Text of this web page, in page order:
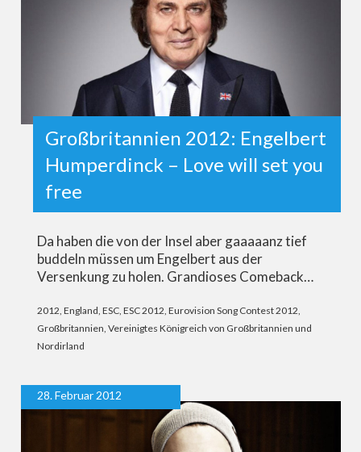
Großbritannien 2012: Engelbert
Humperdinck – Love will set you
free
Da haben die von der Insel aber gaaaaanz tief
buddeln müssen um Engelbert aus der
Versenkung zu holen. Grandioses Comeback…
2012 England ESC, ESC 2012 Eurovision Song Contest 2012
Großbritannien Vereinigtes Königreich von Großbritannien und
Nordirland
28. Februar 2012